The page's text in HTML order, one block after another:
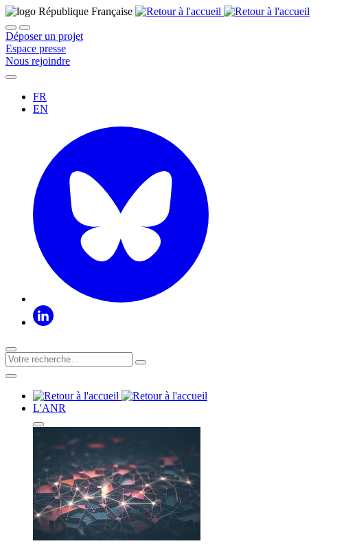
Déposer un projet
Espace presse
Nous rejoindre
FR
EN
L'ANR